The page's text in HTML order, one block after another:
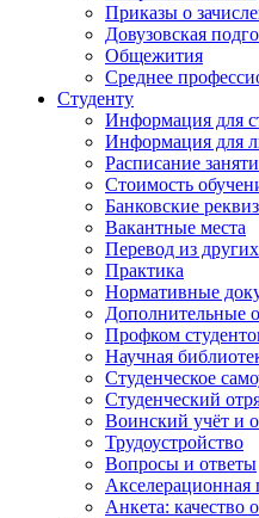
Приказы о
Довузовская
Общежития
Среднее
Студенту
Информация для
Информация для
Расписание
Стоимость
Банковские
Вакантные места
Перевод из
Практика
Нормативные
Дополнительные
Профком
Научная
Студенческое
Студенческий
Воинский учёт и
Трудоустройство
Вопросы и ответы
Акселерационная
Анкета: качество